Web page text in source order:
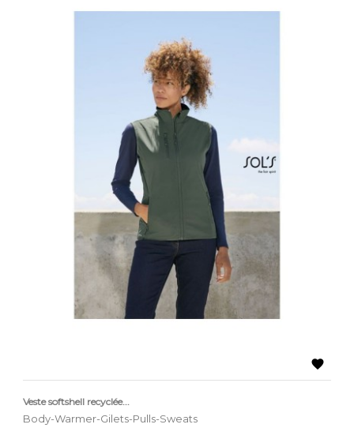

Veste softshell recyclée...
Body-Warmer-Gilets-Pulls-Sweats